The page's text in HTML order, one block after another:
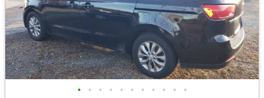
• • • • • • • • • • •